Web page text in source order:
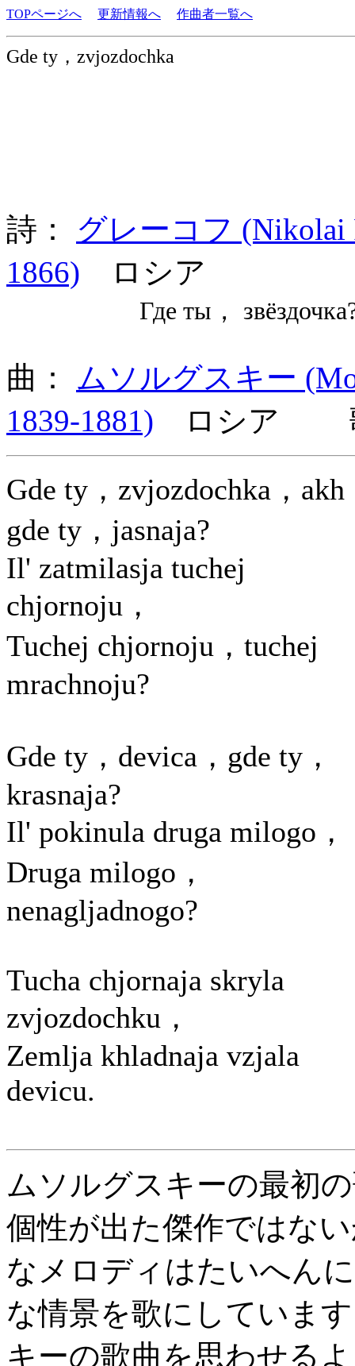
TOPページへ 更新情報へ 作曲者一覧へ
Gde ty，zvjozdochka
詩： グレーコフ (Nikolai
1866) ロシア
Где ты，
曲： ムソルグスキー
1839-1881) ロシア 歌
Gde ty，zvjozdochka，akh
gde ty，jasnaja?
Il' zatmilasja tuchej
chjornoju，
Tuchej chjornoju，tuchej
mrachnoju?
Gde ty，devica，gde ty，
krasnaja?
Il' pokinula druga milogo，
Druga milogo，
nenagljadnogo?
Tucha chjornaja skryla
zvjozdochku，
Zemlja khladnaja vzjala
devicu.
ムソルグスキーの最初
個性が出た傑作ではな
なメロディはたいへん
な情景を歌にしていま
キーの歌曲を思わせる